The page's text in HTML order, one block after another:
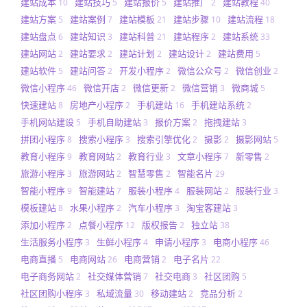
建站方案 5 建站案例 7 建站模板 21 建站步骤 10 建站流程 18
建站盘点 6 建站知识 3 建站科普21 建站程序2 建站系统 33
建站网站2 建站要求2 建站计划 2 建站设计2 建站费用 5
建站软件 5 建站问答2 开发小程序2 微信公众号 2 微信创业 2
微信小程序46 微信开店2 微信更新2 微信营销 3 微商城 5
快速建站8 房地产小程序2 手机建站 16 手机建站系统2
手机网站建设 5 手机自助建站 3 报价方案2 拖拽建站 3
拼团小程序8 搜索小程序 3 搜索引擎优化2 摄影2 摄影网站 5
教育小程序9 教育网站2 教育行业 3 文章小程序7 新零售 2
旅游小程序 3 旅游网站2 智慧零售 2 智能名片 29
智能小程序9 智能建站7 服装小程序4 服装网站2 服装行业 3
模板建站8 水果小程序2 汽车小程序 3 淘宝客建站 3
添加小程序2 点餐小程序 12 版权报告2 独立站 38
生活服务小程序 3 生鲜小程序4 申请小程序 3 电商小程序46
电商直播 5 电商网站26 电商营销 2 电子名片 22
电子商务网站2 社交媒体营销 7 社交电商 3 社区团购 5
社区团购小程序 3 私域流量 30 移动建站2 竞品分析2